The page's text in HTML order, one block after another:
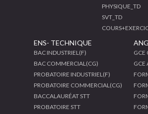
PHYSIQUE_TD
SVT_TD
ENS- TECHNIQUE
BAC INDUSTRIEL(F)
BAC COMMERCIAL(CG)
PROBATOIRE INDUSTRIEL(F)
PROBATOIRE COMMERCIAL(CG)
BACCALAURÉAT STT
PROBATOIRE STT
GCE
GCE